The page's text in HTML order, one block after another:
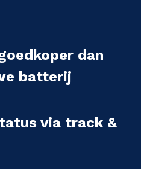
dan
batterij
via track &